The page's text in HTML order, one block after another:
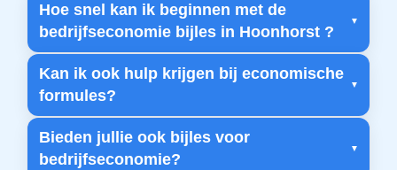
Hoe snel kan ik beginnen met de
bedrijfseconomie bijles in Hoonhorst ?
Kan ik ook hulp krijgen bij economische
formules?
Bieden jullie ook bijles voor
bedrijfseconomie?